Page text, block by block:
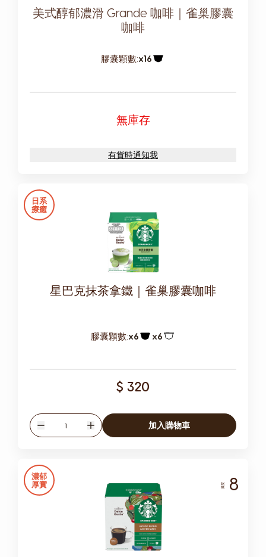
美式醇郁濃滑 Grande 咖啡｜雀巢膠囊
咖啡
膠囊顆數:x16
無庫存
有貨時通知我
日系
療癒
星巴克抹茶拿鐵｜雀巢膠囊咖啡
膠囊顆數:x6 x6
$ 320
數量
增加
加入購物車
濃郁
厚實
濃度 8